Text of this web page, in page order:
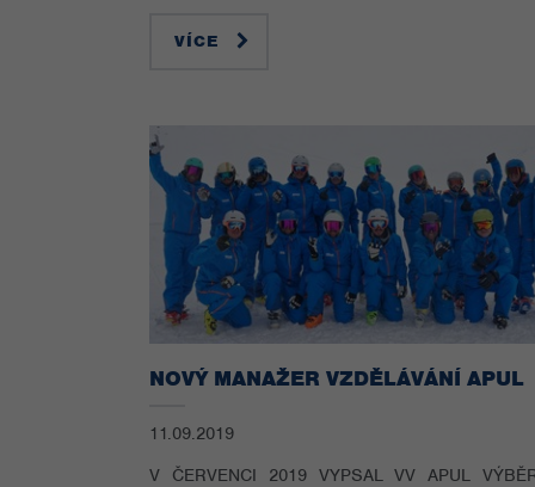
VÍCE
NOVÝ MANAŽER VZDĚLÁVÁNÍ APUL
11.09.2019
V ČERVENCI 2019 VYPSAL VV APUL